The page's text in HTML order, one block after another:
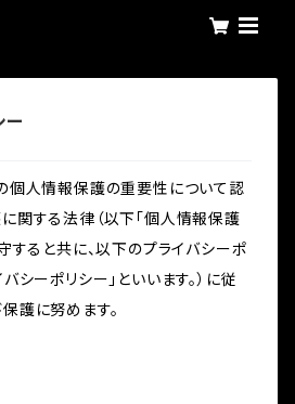
ー
個人情報保護の重要性について認
関する法律（以下「個人情報保護
守すると共に、以下のプライバシーポ
シーポリシー」といいます。）に従
護に努めます。